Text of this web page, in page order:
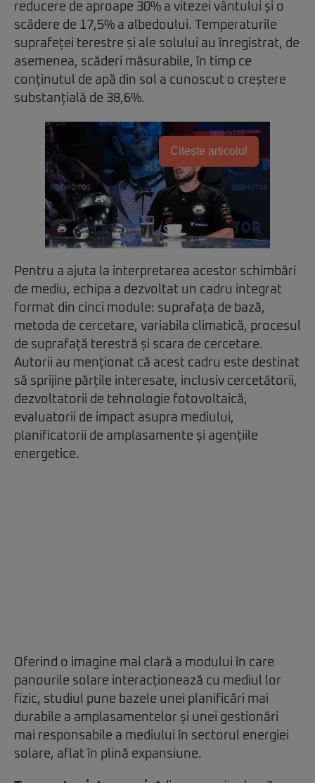
reducere de aproape 30% a vitezei vântului și o
scădere de 17,5% a albedoului. Temperaturile
suprafeței terestre și ale solului au înregistrat, de
asemenea, scăderi măsurabile, în timp ce
conținutul de apă din sol a cunoscut o creștere
substanțială de 38,6%.
Citește articolul
Pentru a ajuta la interpretarea acestor schimbări
de mediu, echipa a dezvoltat un cadru integrat
format din cinci module: suprafața de bază,
metoda de cercetare, variabila climatică, procesul
de suprafață terestră și scara de cercetare.
Autorii au menționat că acest cadru este destinat
să sprijine părțile interesate, inclusiv cercetătorii,
dezvoltatorii de tehnologie fotovoltaică,
evaluatorii de impact asupra mediului,
planificatorii de amplasamente și agențiile
energetice.
Oferind o imagine mai clară a modului în care
panourile solare interacționează cu mediul lor
fizic, studiul pune bazele unei planificări mai
durabile a amplasamentelor și unei gestionări
mai responsabile a mediului în sectorul energiei
solare, aflat în plină expansiune.